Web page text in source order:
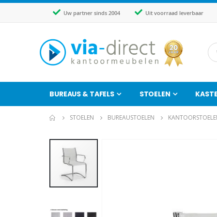
Uw partner sinds 2004 Uit voorraad leverbaar
BUREAUS & TAFELS STOELEN
STOELEN BUREAUSTOELEN
naar
einde
van
afbeeldingen-